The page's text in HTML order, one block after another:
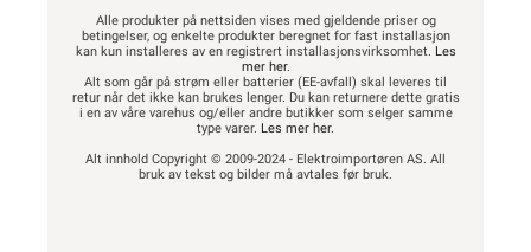
Alle produkter på nettsiden vises med gjeldende priser og
betingelser, og enkelte produkter beregnet for fast installasjon
kan kun installeres av en registrert installasjonsvirksomhet. Les
mer her.
Alt som går på strøm eller batterier (EE-avfall) skal leveres til
retur når det ikke kan brukes lenger. Du kan returnere dette gratis
i en av våre varehus og/eller andre butikker som selger samme
type varer. Les mer her.
Alt innhold Copyright © 2009-2024 - Elektroimportøren AS. All
bruk av tekst og bilder må avtales før bruk.